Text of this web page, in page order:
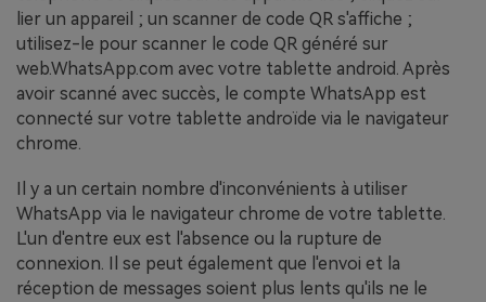
lier un appareil ; un scanner de code QR s'affiche ;
utilisez-le pour scanner le code QR généré sur
web.WhatsApp.com avec votre tablette android. Après
avoir scanné avec succès, le compte WhatsApp est
connecté sur votre tablette androïde via le navigateur
chrome.
Il y a un certain nombre d'inconvénients à utiliser
WhatsApp via le navigateur chrome de votre tablette.
L'un d'entre eux est l'absence ou la rupture de
connexion. Il se peut également que l'envoi et la
réception de messages soient plus lents qu'ils ne le